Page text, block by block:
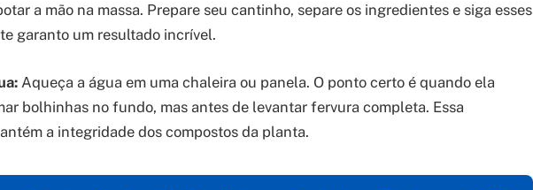
a mão na massa. Prepare seu cantinho, separe os ingredientes e siga esses
garanto um resultado incrível.
Aqueça a água em uma chaleira ou panela. O ponto certo é quando ela
bolhinhas no fundo, mas antes de levantar fervura completa. Essa
a integridade dos compostos da planta.